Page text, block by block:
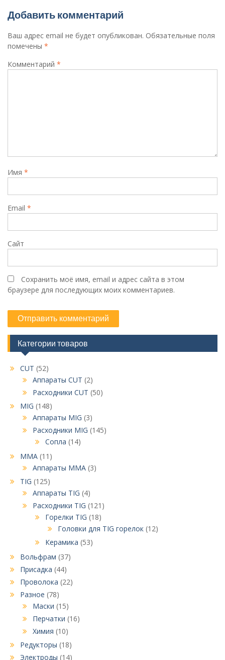
Добавить комментарий
Ваш адрес email не будет опубликован. Обязательные поля
помечены *
Комментарий *
Имя *
Email *
Сайт
Сохранить моё имя, email и адрес сайта в этом
браузере для последующих моих комментариев.
Категории товаров
CUT (52)
Аппараты CUT (2)
Расходники CUT (50)
MIG (148)
Аппараты MIG (3)
Расходники MIG (145)
Сопла (14)
MMA (11)
Аппараты MMA (3)
TIG (125)
Аппараты TIG (4)
Расходники TIG (121)
Горелки TIG (18)
Головки для TIG горелок (12)
Керамика (53)
Вольфрам (37)
Присадка (44)
Проволока (22)
Разное (78)
Маски (15)
Перчатки (16)
Химия (10)
Редукторы (18)
Электроды (14)